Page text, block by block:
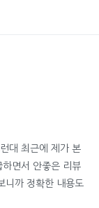
대 최근에 제가 본
면서 안좋은 리뷰
니까 정확한 내용도